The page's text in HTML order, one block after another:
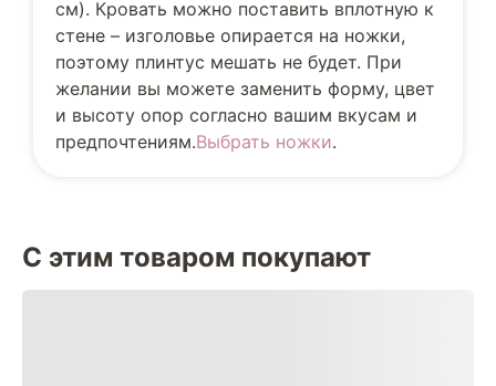
см). Кровать можно поставить вплотную к
стене – изголовье опирается на ножки,
поэтому плинтус мешать не будет. При
желании вы можете заменить форму, цвет
и высоту опор согласно вашим вкусам и
предпочтениям.Выбрать ножки.
С этим товаром покупают